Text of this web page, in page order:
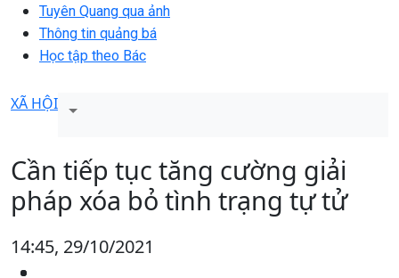
Tuyên Quang qua ảnh
Thông tin quảng bá
Học tập theo Bác
XÃ HỘI
Cần tiếp tục tăng cường giải
pháp xóa bỏ tình trạng tự tử
14:45, 29/10/2021